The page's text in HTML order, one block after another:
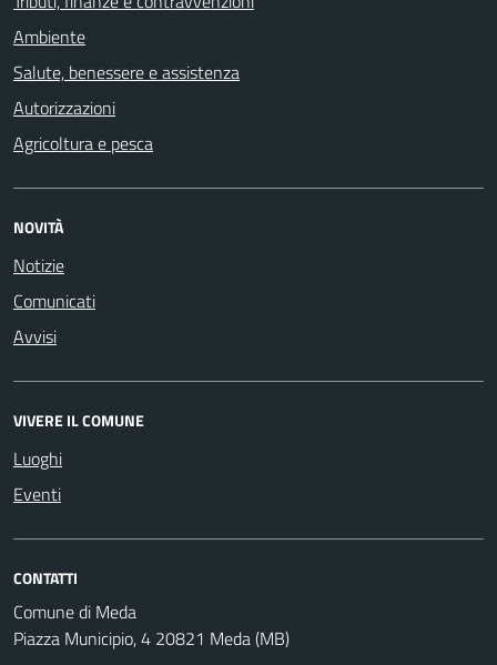
Ambiente
Salute, benessere e assistenza
Autorizzazioni
Agricoltura e pesca
NOVITÀ
Notizie
Comunicati
Avvisi
VIVERE IL COMUNE
Luoghi
Eventi
CONTATTI
Comune di Meda
Piazza Municipio, 4 20821 Meda (MB)